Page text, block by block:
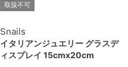
取扱不可
Snails
イタリアンジュエリー グラスデ
ィスプレイ 15cmx20cm